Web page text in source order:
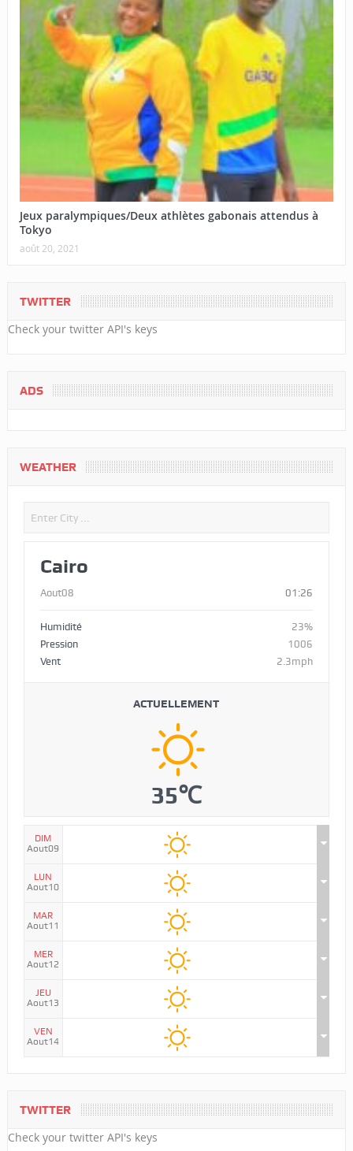
Jeux paralympiques/Deux athlètes gabonais attendus à
Tokyo
août 20, 2021
TWITTER
Check your twitter API's keys
ADS
WEATHER
Cairo
Aout08 01:26
Humidité
23%
Pression
1006
Vent
2.3mph
ACTUELLEMENT
35℃
DIM
Aout09
LUN
Aout10
MAR
Aout11
MER
Aout12
JEU
Aout13
VEN
Aout14
TWITTER
Check your twitter API's keys